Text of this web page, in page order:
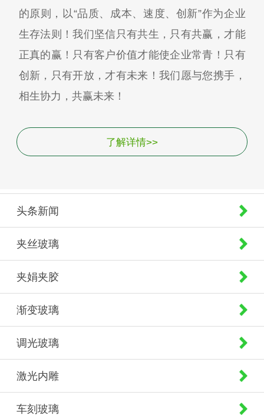
的原则，以“品质、成本、速度、创新”作为企业
生存法则！我们坚信只有共生，只有共赢，才能
正真的赢！只有客户价值才能使企业常青！只有
创新，只有开放，才有未来！我们愿与您携手，
相生协力，共赢未来！
了解详情>>
头条新闻
夹丝玻璃
夹娟夹胶
渐变玻璃
调光玻璃
激光内雕
车刻玻璃